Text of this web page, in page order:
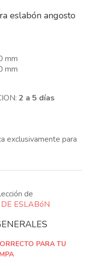
eslabón angosto
mm
mm
2 a 5 días
exclusivamente para
de
ESLABóN
PARA TU